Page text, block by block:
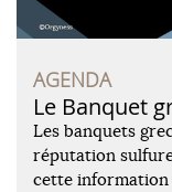
AGENDA
Le Banquet
Les banquets
réputation
cette